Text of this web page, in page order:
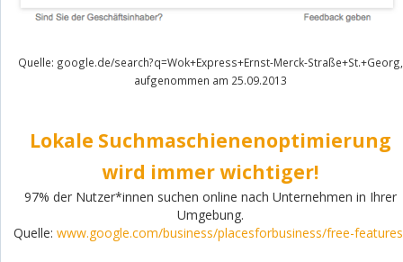
Quelle: google.de/search?q=Wok+Express+Ernst-Merck-Straße+St.+Georg,
aufgenommen am 25.09.2013
Lokale Suchmaschienenoptimierung
wird immer wichtiger!
97% der Nutzer*innen suchen online nach Unternehmen in Ihrer
Umgebung.
Quelle: www.google.com/business/placesforbusiness/free-